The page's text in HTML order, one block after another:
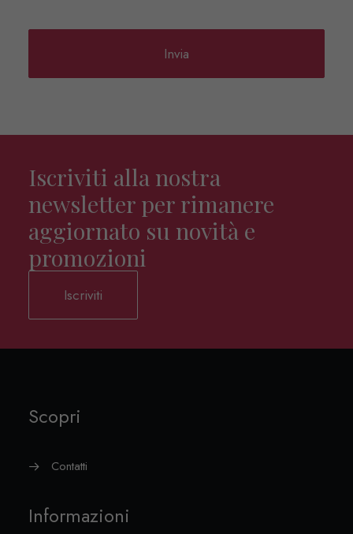
Iscriviti alla nostra
newsletter per rimanere
aggiornato su novità e
promozioni
Iscriviti
Scopri
Contatti
Informazioni